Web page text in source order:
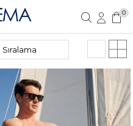
Üye Ol
0
Sıralama